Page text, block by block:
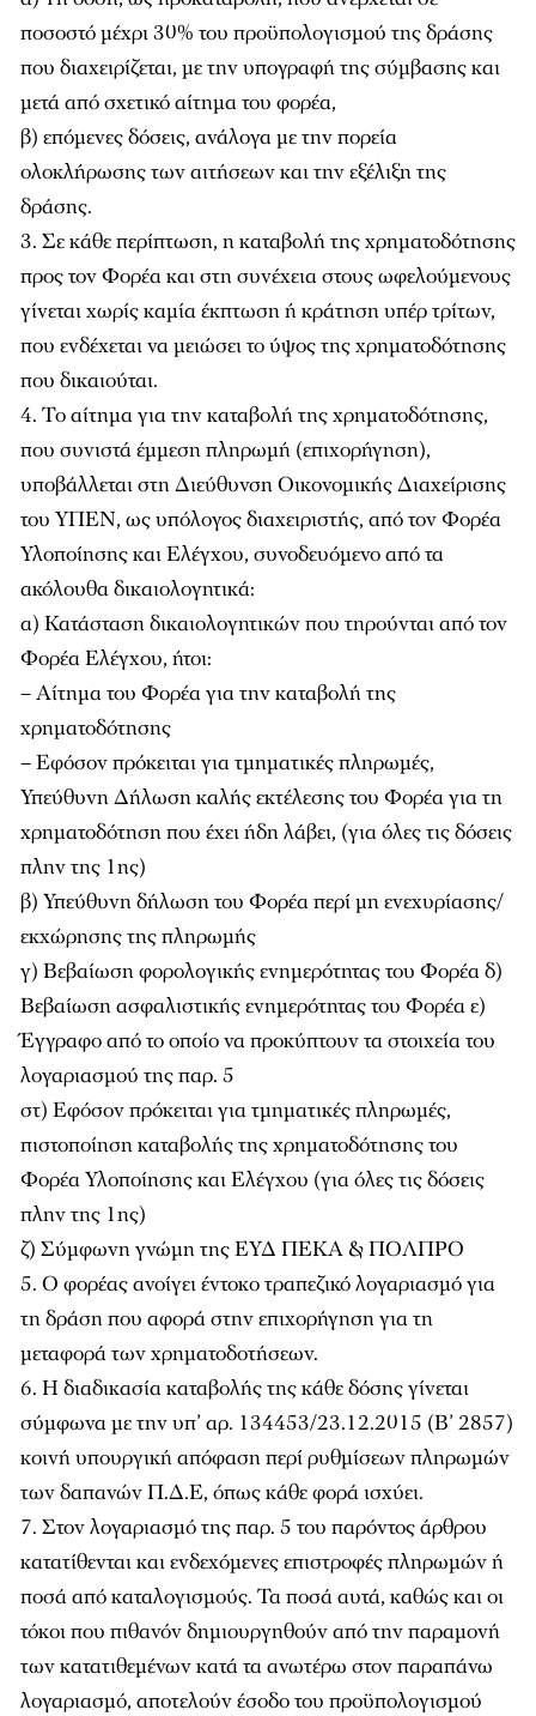
ποσοστό μέχρι 30% του προϋπολογισμού της δράσης
που διαχειρίζεται, με την υπογραφή της σύμβασης και
μετά από σχετικό αίτημα του φορέα,
β) επόμενες δόσεις, ανάλογα με την πορεία
ολοκλήρωσης των αιτήσεων και την εξέλιξη της
δράσης.
3. Σε κάθε περίπτωση, η καταβολή της χρηματοδότησης
προς τον Φορέα και στη συνέχεια στους ωφελούμενους
γίνεται χωρίς καμία έκπτωση ή κράτηση υπέρ τρίτων,
που ενδέχεται να μειώσει το ύψος της χρηματοδότησης
που δικαιούται.
4. Το αίτημα για την καταβολή της χρηματοδότησης,
που συνιστά έμμεση πληρωμή (επιχορήγηση),
υποβάλλεται στη Διεύθυνση Οικονομικής Διαχείρισης
του ΥΠΕΝ, ως υπόλογος διαχειριστής, από τον Φορέα
Υλοποίησης και Ελέγχου, συνοδευόμενο από τα
ακόλουθα δικαιολογητικά:
α) Κατάσταση δικαιολογητικών που τηρούνται από τον
Φορέα Ελέγχου, ήτοι:
– Αίτημα του Φορέα για την καταβολή της
χρηματοδότησης
– Εφόσον πρόκειται για τμηματικές πληρωμές,
Υπεύθυνη Δήλωση καλής εκτέλεσης του Φορέα για τη
χρηματοδότηση που έχει ήδη λάβει, (για όλες τις δόσεις
πλην της 1ης)
β) Υπεύθυνη δήλωση του Φορέα περί μη ενεχυρίασης/
εκχώρησης της πληρωμής
γ) Βεβαίωση φορολογικής ενημερότητας του Φορέα δ)
Βεβαίωση ασφαλιστικής ενημερότητας του Φορέα ε)
Έγγραφο από το οποίο να προκύπτουν τα στοιχεία του
λογαριασμού της παρ. 5
στ) Εφόσον πρόκειται για τμηματικές πληρωμές,
πιστοποίηση καταβολής της χρηματοδότησης του
Φορέα Υλοποίησης και Ελέγχου (για όλες τις δόσεις
πλην της 1ης)
ζ) Σύμφωνη γνώμη της ΕΥΔ ΠΕΚΑ & ΠΟΛΠΡΟ
5. Ο φορέας ανοίγει έντοκο τραπεζικό λογαριασμό για
τη δράση που αφορά στην επιχορήγηση για τη
μεταφορά των χρηματοδοτήσεων.
6. Η διαδικασία καταβολής της κάθε δόσης γίνεται
σύμφωνα με την υπ’ αρ. 134453/23.12.2015 (Β’ 2857)
κοινή υπουργική απόφαση περί ρυθμίσεων πληρωμών
των δαπανών Π.Δ.Ε, όπως κάθε φορά ισχύει.
7. Στον λογαριασμό της παρ. 5 του παρόντος άρθρου
κατατίθενται και ενδεχόμενες επιστροφές πληρωμών ή
ποσά από καταλογισμούς. Τα ποσά αυτά, καθώς και οι
τόκοι που πιθανόν δημιουργηθούν από την παραμονή
των κατατιθεμένων κατά τα ανωτέρω στον παραπάνω
λογαριασμό, αποτελούν έσοδο του προϋπολογισμού